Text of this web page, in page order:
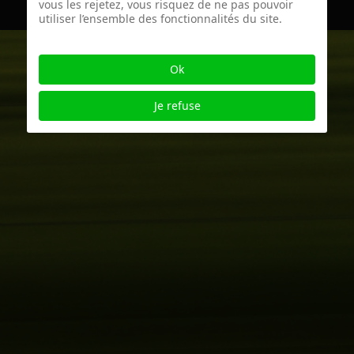
vous les rejetez, vous risquez de ne pas pouvoir
utiliser l’ensemble des fonctionnalités du site.
Ok
Je refuse